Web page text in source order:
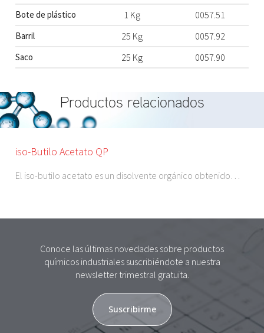
Bote de plástico 1 Kg 0057.51
Barril 25 Kg 0057.92
Saco 25 Kg 0057.90
Productos relacionados
iso-Butilo Acetato QP
El iso-butilo acetato es un disolvente orgánico obtenido…
Conoce las últimas novedades sobre productos
químicos industriales suscribiéndote a nuestra
newsletter trimestral gratuita.
Suscribirme